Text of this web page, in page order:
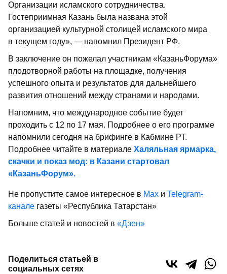
Организации исламского сотрудничества.
Гостеприимная Казань была названа этой
организацией культурной столицей исламского мира
в текущем году», — напомнил Президент РФ.
В заключение он пожелал участникам «КазаньФорума»
плодотворной работы на площадке, получения
успешного опыта и результатов для дальнейшего
развития отношений между странами и народами.
Напомним, что международное событие будет
проходить с 12 по 17 мая. Подробнее о его программе
напомнили сегодня на брифинге в Кабмине РТ.
Подробнее читайте в материале Халяльная ярмарка,
скачки и показ мод: в Казани стартовал
«КазаньФорум».
Не пропустите самое интересное в Max и Telegram-
канале газеты «Республика Татарстан»
Больше статей и новостей в «Дзен»
Поделиться статьей в
социальных сетях